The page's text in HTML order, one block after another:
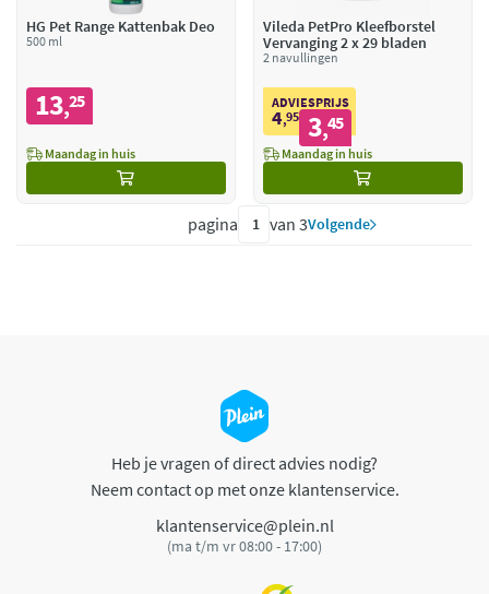
HG Pet Range Kattenbak Deo
500 ml
13,25
Maandag in huis
Vileda PetPro Kleefborstel
Vervanging 2 x 29 bladen
2 navullingen
ADVIESPRIJS
4,95 3,45
Maandag in huis
pagina van 3Volgende
Heb je vragen of direct advies nodig?
Neem contact op met onze klantenservice.
klantenservice@plein.nl
(ma t/m vr 08:00 - 17:00)